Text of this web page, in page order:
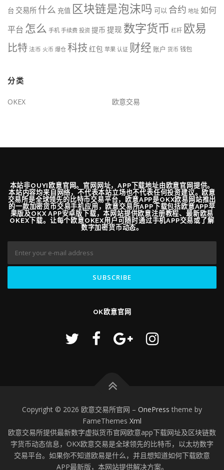
台 交易所 什么 充值 区块链是泡沫吗 可以 合约 地址 如何
平台 怎么 手机 手续费 投资 提币 提现 数字货币 杠杆 欧易
比特法币 火币 爆仓 科技 红包 苹果 认证 财经 账户 货币 钱包
分类
OKEX 欧意交易
本站非OUYI欧意官网。官网网址，APP下载地址由欧意官网提供。
本站内容均来自网络，不代表本站立场也不代表任何投资建议。欧意
交易所是全球领先的比特币交易平台，欧意APP是OKX欧易网站推出
的一款加密货币交易手机应用，欧意交易所APP下载包括欧意APP苹
果版及OKX APP安卓版下载，本网站提供欧意注册教程、最新欧易
OKEX下载。让每个欧意OKEX用户可随时通过手机APP交易或了解
数字加密货币动态。
OK欧意官网
Copyright © 2026 欧意交易所官网 – OnePress theme by
FameThemes Xml
欧意交易所提供最新数字虚拟货币官网欧意app下载网址及区块链数
字货币动态信息，OKX欧意交易是全球领先的比特币，以太坊数字
交易平台。如果你不知道欧易是什么，并且想知道如何下载欧意
APP最新版，本网站提供解决方案。